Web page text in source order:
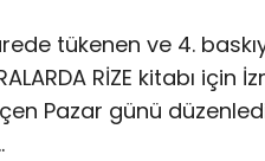
tükenen ve 4.
RİZE kitabı
Pazar günü